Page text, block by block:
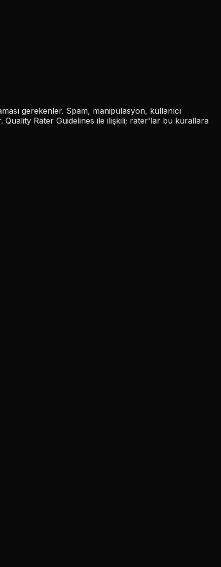
gerekenler. Spam, manipülasyon, kullanıcı
Quality Rater Guidelines ile ilişkili; rater'lar bu kurallara